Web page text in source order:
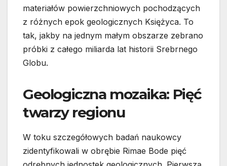
materiałów powierzchniowych pochodzących
z różnych epok geologicznych Księżyca. To
tak, jakby na jednym małym obszarze zebrano
próbki z całego miliarda lat historii Srebrnego
Globu.
Geologiczna mozaika: Pięć
twarzy regionu
W toku szczegółowych badań naukowcy
zidentyfikowali w obrębie Rimae Bode pięć